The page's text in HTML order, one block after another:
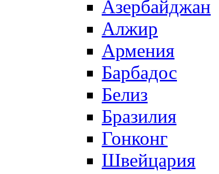
Азербайджан
Алжир
Армения
Барбадос
Белиз
Бразилия
Гонконг
Швейцария